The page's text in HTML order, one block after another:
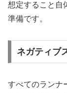
想定すること自
準備です。
ネガティブ
すべてのランナ